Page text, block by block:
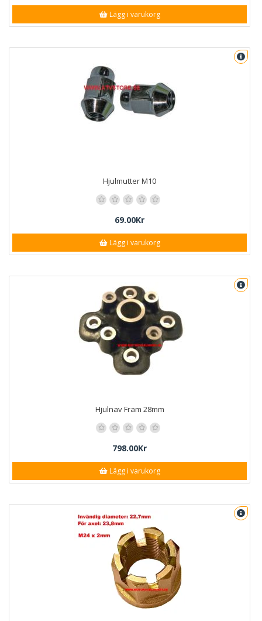
Lägg i varukorg
Hjulmutter M10
69.00Kr
Lägg i varukorg
Hjulnav Fram 28mm
798.00Kr
Lägg i varukorg